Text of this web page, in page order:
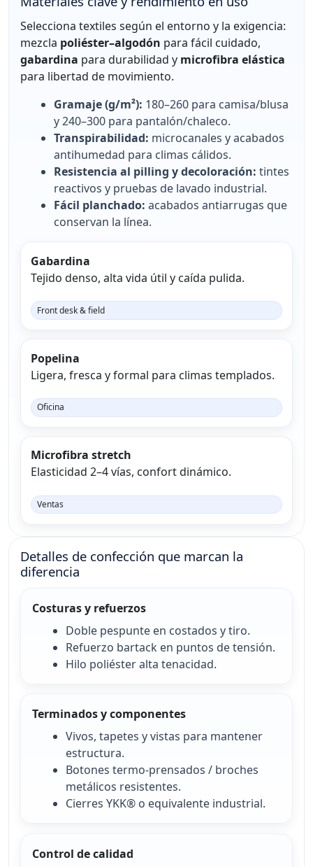
Selecciona textiles según el entorno y la exigencia:
mezcla poliéster–algodón para fácil cuidado,
gabardina para durabilidad y microfibra elástica
para libertad de movimiento.
Gramaje (g/m²): 180–260 para camisa/blusa
y 240–300 para pantalón/chaleco.
Transpirabilidad: microcanales y acabados
antihumedad para climas cálidos.
Resistencia al pilling y decoloración: tintes
reactivos y pruebas de lavado industrial.
Fácil planchado: acabados antiarrugas que
conservan la línea.
Gabardina
Tejido denso, alta vida útil y caída pulida.
Front desk & field
Popelina
Ligera, fresca y formal para climas templados.
Oficina
Microfibra stretch
Elasticidad 2–4 vías, confort dinámico.
Ventas
Detalles de confección que marcan la
diferencia
Costuras y refuerzos
Doble pespunte en costados y tiro.
Refuerzo bartack en puntos de tensión.
Hilo poliéster alta tenacidad.
Terminados y componentes
Vivos, tapetes y vistas para mantener
estructura.
Botones termo-prensados / broches
metálicos resistentes.
Cierres YKK® o equivalente industrial.
Control de calidad